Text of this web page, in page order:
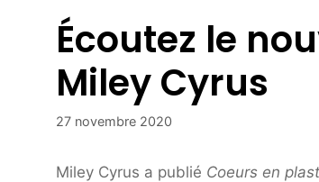
Écoutez le
Miley Cyrus
27 novembre 2020
Miley Cyrus a publié Coeurs en